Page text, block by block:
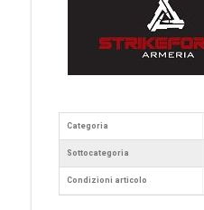
Categoria
Sottocategoria
Condizioni articolo